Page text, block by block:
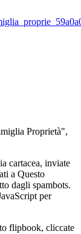
Proprietà",
cartacea, inviate
a Questo
dagli spambots.
per
flipbook, cliccate